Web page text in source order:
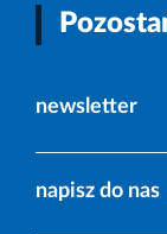
newsletter
napisz do nas